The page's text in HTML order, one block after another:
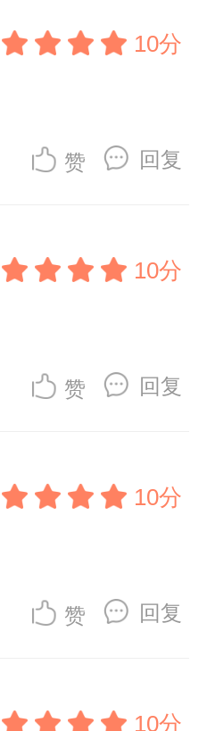
10分
回复
赞
10分
回复
赞
10分
回复
赞
10分